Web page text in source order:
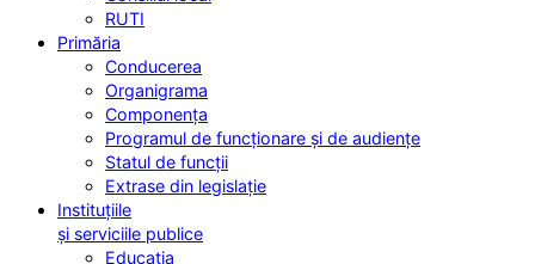
RUTI
Primăria
Conducerea
Organigrama
Componența
Programul de funcționare și de audiențe
Statul de funcții
Extrase din legislație
Instituțiile
și serviciile publice
Educația